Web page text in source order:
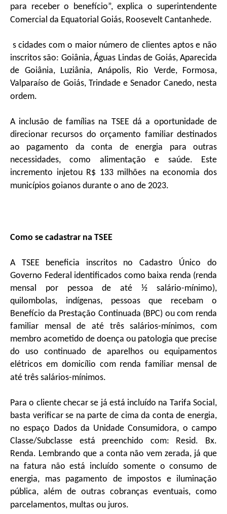
para receber o benefício”, explica o superintendente
Comercial da Equatorial Goiás, Roosevelt Cantanhede.
s cidades com o maior número de clientes aptos e não
inscritos são: Goiânia, Águas Lindas de Goiás, Aparecida
de Goiânia, Luziânia, Anápolis, Rio Verde, Formosa,
Valparaíso de Goiás, Trindade e Senador Canedo, nesta
ordem.
A inclusão de famílias na TSEE dá a oportunidade de
direcionar recursos do orçamento familiar destinados
ao pagamento da conta de energia para outras
necessidades, como alimentação e saúde. Este
incremento injetou R$ 133 milhões na economia dos
municípios goianos durante o ano de 2023.
Como se cadastrar na TSEE
A TSEE beneficia inscritos no Cadastro Único do
Governo Federal identificados como baixa renda (renda
mensal por pessoa de até ½ salário-mínimo),
quilombolas, indígenas, pessoas que recebam o
Benefício da Prestação Continuada (BPC) ou com renda
familiar mensal de até três salários-mínimos, com
membro acometido de doença ou patologia que precise
do uso continuado de aparelhos ou equipamentos
elétricos em domicílio com renda familiar mensal de
até três salários-mínimos.
Para o cliente checar se já está incluído na Tarifa Social,
basta verificar se na parte de cima da conta de energia,
no espaço Dados da Unidade Consumidora, o campo
Classe/Subclasse está preenchido com: Resid. Bx.
Renda. Lembrando que a conta não vem zerada, já que
na fatura não está incluído somente o consumo de
energia, mas pagamento de impostos e iluminação
pública, além de outras cobranças eventuais, como
parcelamentos, multas ou juros.